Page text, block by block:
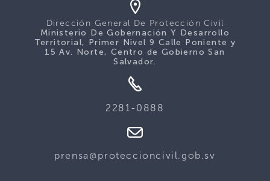
Dirección General De Protección Civil
Ministerio De Gobernación Y Desarrollo
Territorial, Primer Nivel 9 Calle Poniente y
15 Av. Norte, Centro de Gobierno San
Salvador.
2281-0888
prensa@proteccioncivil.gob.sv